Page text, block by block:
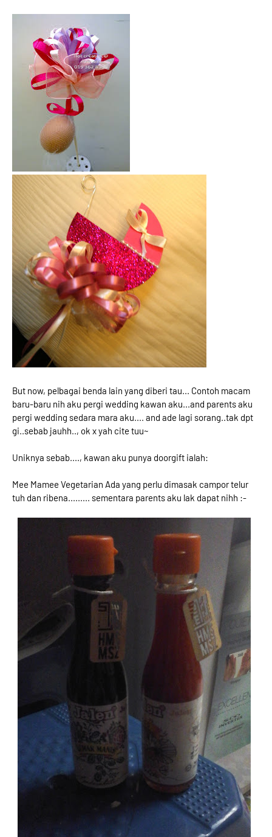
But now, pelbagai benda lain yang diberi tau... Contoh macam
baru-baru nih aku pergi wedding kawan aku...and parents aku
pergi wedding sedara mara aku.... and ade lagi sorang..tak dpt
gi..sebab jauhh.., ok x yah cite tuu~
Uniknya sebab...., kawan aku punya doorgift ialah:
Mee Mamee Vegetarian Ada yang perlu dimasak campor telur
tuh dan ribena......... sementara parents aku lak dapat nihh :-